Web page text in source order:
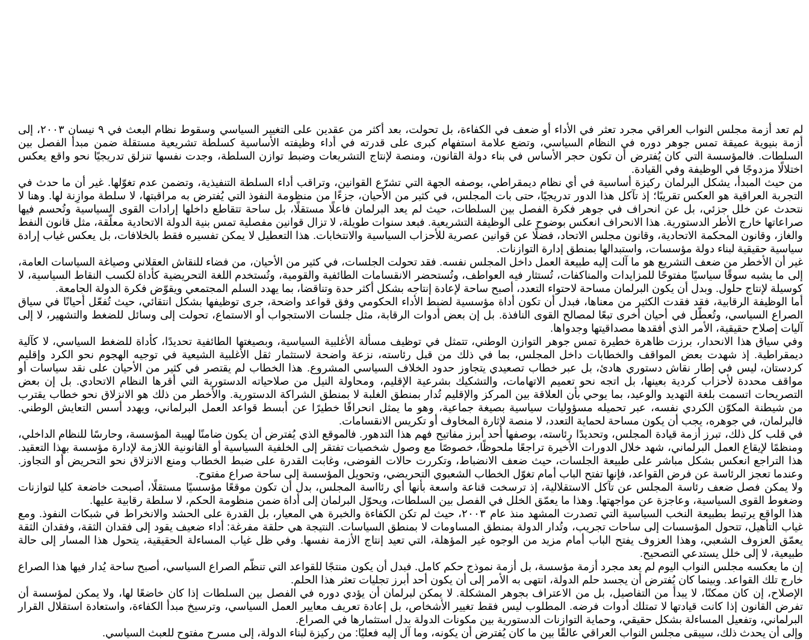
لم تعد أزمة مجلس النواب العراقي مجرد تعثر في الأداء أو ضعف في الكفاءة، بل تحولت، بعد أكثر من عقدين علی التغییر السیاسي وسقوط نظام البعث في ٩ نیسان ٢٠٠٣، إلى
أزمة بنيوية عميقة تمس جوهر دوره في النظام السياسي، وتضع علامة استفهام كبرى على قدرته في أداء وظيفته الأساسية كسلطة تشريعية مستقلة ضمن مبدأ الفصل بين
السلطات. فالمؤسسة التي كان يُفترض أن تكون حجر الأساس في بناء دولة القانون، ومنصة لإنتاج التشريعات وضبط توازن السلطة، وجدت نفسها تنزلق تدريجيًا نحو واقع يعكس
اختلالًا مزدوجًا في الوظيفة وفي القيادة.
من حيث المبدأ، يشكل البرلمان ركيزة أساسية في أي نظام ديمقراطي، بوصفه الجهة التي تشرّع القوانين، وتراقب أداء السلطة التنفيذية، وتضمن عدم تغوّلها. غير أن ما حدث في
التجربة العراقية هو العكس تقريبًا؛ إذ تآكل هذا الدور تدريجيًا، حتى بات المجلس، في كثير من الأحيان، جزءًا من منظومة النفوذ التي يُفترض به مراقبتها، لا سلطة موازِنة لها. وهنا لا
نتحدث عن خلل جزئي، بل عن انحراف في جوهر فكرة الفصل بين السلطات، حيث لم يعد البرلمان فاعلًا مستقلًا، بل ساحة تتقاطع داخلها إرادات القوى السياسية وتُحسم فيها
صراعاتها خارج الأطر الدستورية. هذا الانحراف انعكس بوضوح على الوظيفة التشريعية. فبعد سنوات طويلة، لا تزال قوانين مفصلية تمس بنية الدولة الاتحادية معلّقة، مثل قانون النفط
والغاز، وقانون المحكمة الاتحادية، وقانون مجلس الاتحاد، فضلًا عن قوانين عصریة للأحزاب السیاسیة والانتخابات. هذا التعطيل لا يمكن تفسيره فقط بالخلافات، بل يعكس غياب إرادة
سياسية حقيقية لبناء دولة مؤسسات، واستبدالها بمنطق إدارة التوازنات.
غير أن الأخطر من ضعف التشريع هو ما آلت إليه طبيعة العمل داخل المجلس نفسه. فقد تحولت الجلسات، في كثير من الأحيان، من فضاء للنقاش العقلاني وصياغة السياسات العامة،
إلى ما يشبه سوقًا سياسيًا مفتوحًا للمزايدات والمناكفات، تُستثار فيه العواطف، وتُستحضر الانقسامات الطائفية والقومية، وتُستخدم اللغة التحريضية كأداة لكسب النقاط السياسية، لا
كوسيلة لإنتاج حلول. وبدل أن يكون البرلمان مساحة لاحتواء التعدد، أصبح ساحة لإعادة إنتاجه بشكل أكثر حدة وتناقضا، بما يهدد السلم المجتمعي ويقوّض فكرة الدولة الجامعة.
أما الوظيفة الرقابية، فقد فقدت الكثير من معناها، فبدل أن تكون أداة مؤسسية لضبط الأداء الحكومي وفق قواعد واضحة، جرى توظيفها بشكل انتقائي، حيث تُفعّل أحيانًا في سياق
الصراع السياسي، وتُعطّل في أحيان أخرى تبعًا لمصالح القوى النافذة. بل إن بعض أدوات الرقابة، مثل جلسات الاستجواب أو الاستماع، تحولت إلى وسائل للضغط والتشهير، لا إلى
آليات إصلاح حقيقية، الأمر الذي أفقدها مصداقيتها وجدواها.
وفي سياق هذا الانحدار، برزت ظاهرة خطيرة تمس جوهر التوازن الوطني، تتمثل في توظيف مسألة الأغلبية السياسية، وبصيغتها الطائفية تحديدًا، كأداة للضغط السياسي، لا كآلية
ديمقراطية. إذ شهدت بعض المواقف والخطابات داخل المجلس، بما في ذلك من قبل رئاسته، نزعة واضحة لاستثمار ثقل الأغلبية الشيعية في توجيه الهجوم نحو الکرد وإقليم
كردستان، ليس في إطار نقاش دستوري هادئ، بل عبر خطاب تصعيدي يتجاوز حدود الخلاف السياسي المشروع. هذا الخطاب لم يقتصر في كثير من الأحيان على نقد سياسات أو
مواقف محددة لأحزاب كردية بعينها، بل اتجه نحو تعميم الاتهامات، والتشكيك بشرعية الإقليم، ومحاولة النيل من صلاحياته الدستورية التي أقرها النظام الاتحادي. بل إن بعض
التصريحات اتسمت بلغة التهديد والوعيد، بما يوحي بأن العلاقة بين المركز والإقليم تُدار بمنطق الغلبة لا بمنطق الشراكة الدستورية. والأخطر من ذلك هو الانزلاق نحو خطاب يقترب
من شيطنة المكوّن الكردي نفسه، عبر تحميله مسؤوليات سياسية بصيغة جماعية، وهو ما يمثل انحرافًا خطيرًا عن أبسط قواعد العمل البرلماني، ويهدد أسس التعايش الوطني.
فالبرلمان، في جوهره، يجب أن يكون مساحة لحماية التعدد، لا منصة لإثارة المخاوف أو تكريس الانقسامات.
في قلب كل ذلك، تبرز أزمة قيادة المجلس، وتحديدًا رئاستە، بوصفها أحد أبرز مفاتيح فهم هذا التدهور. فالموقع الذي يُفترض أن يكون ضامنًا لهيبة المؤسسة، وحارسًا للنظام الداخلي،
ومنظمًا لإيقاع العمل البرلماني، شهد خلال الدورات الأخيرة تراجعًا ملحوظًا، خصوصًا مع وصول شخصيات تفتقر إلى الخلفية السياسية أو القانونية اللازمة لإدارة مؤسسة بهذا التعقيد.
هذا التراجع انعكس بشكل مباشر على طبيعة الجلسات، حيث ضعف الانضباط، وتكررت حالات الفوضى، وغابت القدرة على ضبط الخطاب ومنع الانزلاق نحو التحريض أو التجاوز.
وعندما تعجز الرئاسة عن فرض القواعد، فإنها تفتح الباب أمام تغوّل الخطاب الشعبوي التحریضي، وتحويل المؤسسة إلى ساحة صراع مفتوح.
ولا يمكن فصل ضعف رئاسة المجلس عن تآكل الاستقلالية، إذ ترسخت قناعة واسعة بأنها أي رئااسة المجلس، بدل أن تكون موقعًا مؤسسيًا مستقلًا، أصبحت خاضعة کلیا لتوازنات
وضغوط القوى السياسية، وعاجزة عن مواجهتها. وهذا ما يعمّق الخلل في الفصل بين السلطات، ويحوّل البرلمان إلى أداة ضمن منظومة الحكم، لا سلطة رقابية عليها.
هذا الواقع يرتبط بطبيعة النخب السياسية التي تصدرت المشهد منذ عام ٢٠٠٣، حيث لم تکن الكفاءة والخبرة هي المعيار، بل القدرة على الحشد والانخراط في شبكات النفوذ. ومع
غياب التأهيل، تتحول المؤسسات إلى ساحات تجريب، وتُدار الدولة بمنطق المساومات لا بمنطق السياسات. النتيجة هي حلقة مفرغة: أداء ضعيف يقود إلى فقدان الثقة، وفقدان الثقة
يعمّق العزوف الشعبي، وهذا العزوف يفتح الباب أمام مزيد من الوجوه غير المؤهلة، التي تعيد إنتاج الأزمة نفسها. وفي ظل غياب المساءلة الحقيقية، يتحول هذا المسار إلى حالة
طبيعية، لا إلى خلل يستدعي التصحيح.
إن ما يعكسه مجلس النواب اليوم لم يعد مجرد أزمة مؤسسة، بل أزمة نموذج حكم كامل. فبدل أن يكون منتجًا للقواعد التي تنظّم الصراع السياسي، أصبح ساحة يُدار فيها هذا الصراع
خارج تلك القواعد. وبينما كان يُفترض أن يجسد حلم الدولة، انتهى به الأمر إلى أن يكون أحد أبرز تجليات تعثر هذا الحلم.
الإصلاح، إن كان ممكنًا، لا يبدأ من التفاصيل، بل من الاعتراف بجوهر المشكلة. لا يمكن لبرلمان أن يؤدي دوره في الفصل بين السلطات إذا كان خاضعًا لها، ولا يمكن لمؤسسة أن
تفرض القانون إذا كانت قيادتها لا تمتلك أدوات فرضه. المطلوب ليس فقط تغيير الأشخاص، بل إعادة تعريف معايير العمل السياسي، وترسيخ مبدأ الكفاءة، واستعادة استقلال القرار
البرلماني، وتفعيل المساءلة بشكل حقيقي، وحماية التوازنات الدستورية بين مكونات الدولة بدل استثمارها في الصراع.
وإلى أن يحدث ذلك، سيبقى مجلس النواب العراقي عالقًا بين ما كان يُفترض أن يكونه، وما آل إليه فعليًا: من ركيزة لبناء الدولة، إلى مسرح مفتوح للعبث السياسي.